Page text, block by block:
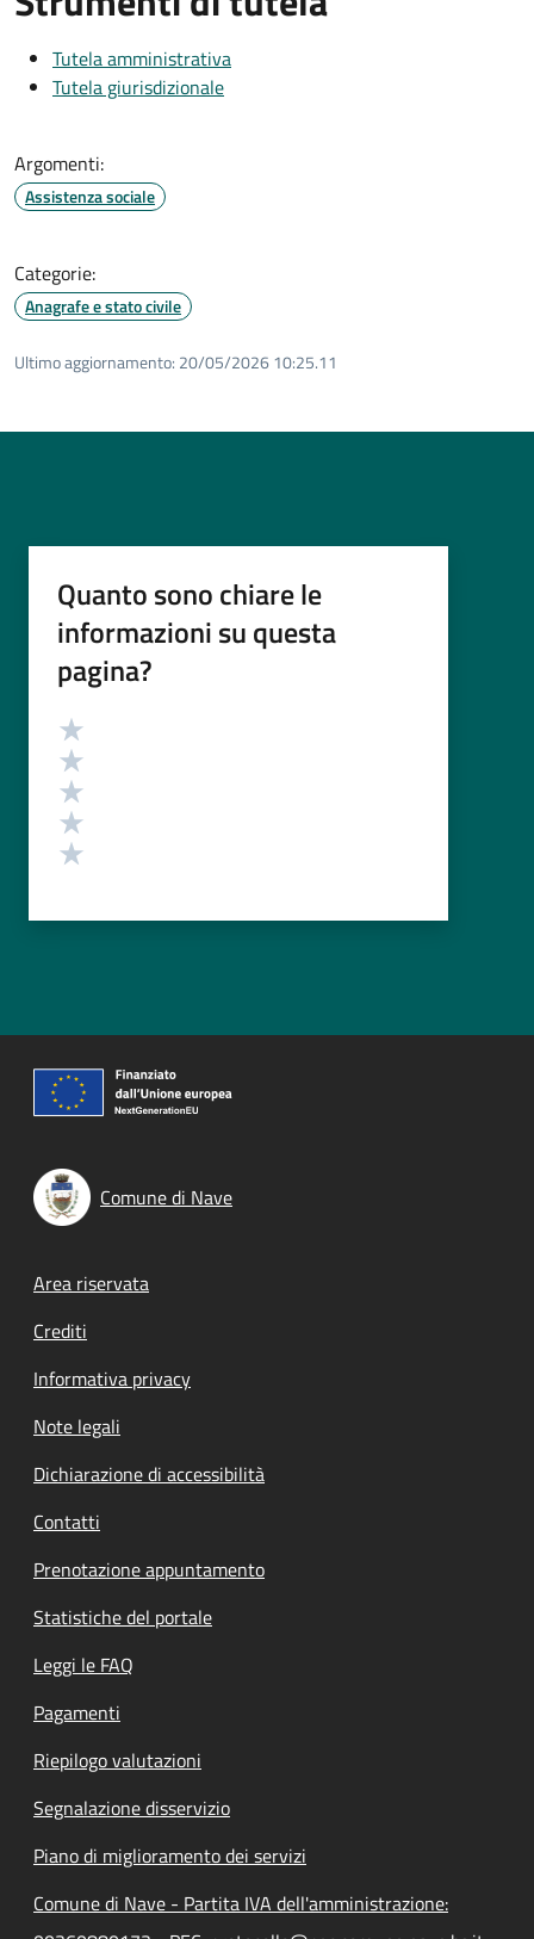
Tutela amministrativa
Tutela giurisdizionale
Argomenti:
Assistenza sociale
Categorie:
Anagrafe e stato civile
Ultimo aggiornamento: 20/05/2026 10:25.11
Quanto sono chiare le
informazioni su questa
pagina?
Valutazione
Comune di Nave
Footer menu
Area riservata
Crediti
Informativa privacy
Note legali
Dichiarazione di accessibilità
Contatti
Prenotazione appuntamento
Statistiche del portale
Leggi le FAQ
Pagamenti
Riepilogo valutazioni
Segnalazione disservizio
Piano di miglioramento dei servizi
Comune di Nave - Partita IVA dell'amministrazione: